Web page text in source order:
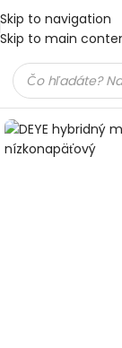
Skip to navigation
Skip to main
Domov Meniče a